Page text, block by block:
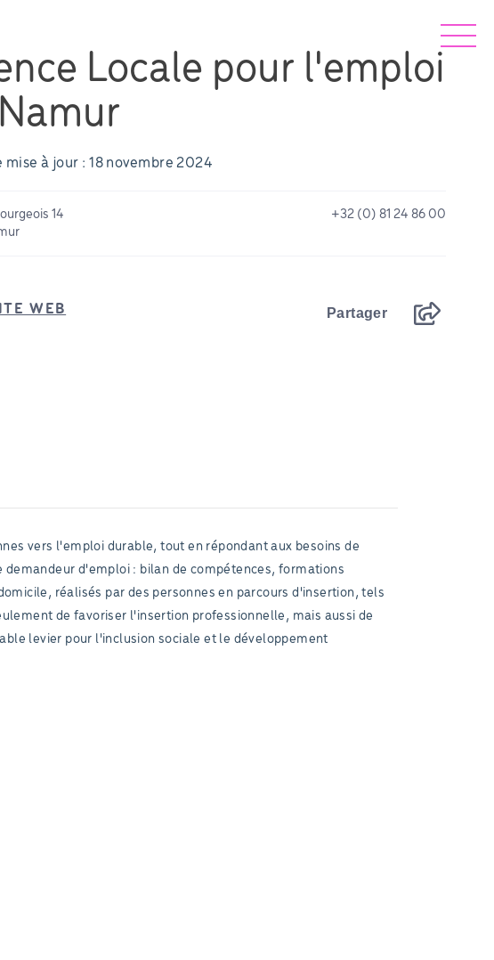
Locale pour l'emploi
mise à jour : 18 novembre 2024
14
+32 (0) 81 24 86 00
WEB Partager
vers l'emploi durable, tout en répondant aux besoins de
d'emploi : bilan de compétences, formations
réalisés par des personnes en parcours d'insertion, tels
de favoriser l'insertion professionnelle, mais aussi de
levier pour l'inclusion sociale et le développement